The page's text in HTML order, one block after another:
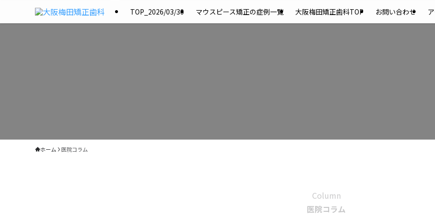
TOP_2026/03/30 マウスピース矯正の症例一覧 大阪梅田矯正歯科TOP お問い合わせ
ホーム 医院コラム
Column
医院コラム